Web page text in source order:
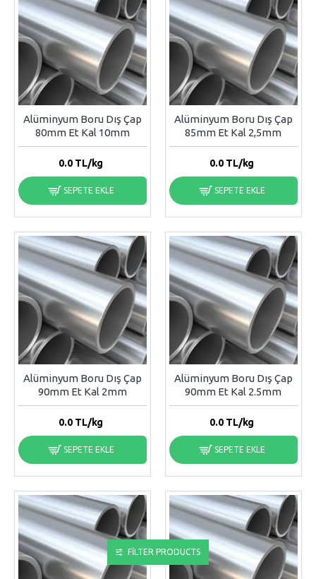
Alüminyum Boru Dış Çap
80mm Et Kal 10mm
0.0TL/kg
SEPETE EKLE
Alüminyum Boru Dış Çap
85mm Et Kal 2,5mm
0.0TL/kg
SEPETE EKLE
Alüminyum Boru Dış Çap
90mm Et Kal 2mm
0.0TL/kg
SEPETE EKLE
Alüminyum Boru Dış Çap
90mm Et Kal 2.5mm
0.0TL/kg
SEPETE EKLE
FILTER PRODUCTS